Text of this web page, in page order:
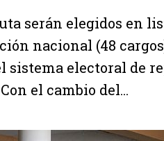
serán elegidos en
nacional (48
sistema electoral de
el cambio del...